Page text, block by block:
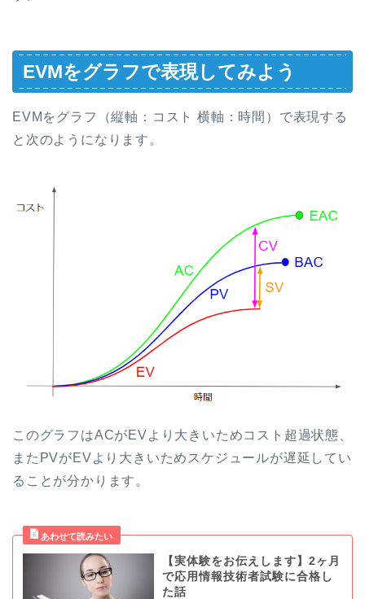
EVMをグラフで表現してみよう
EVMをグラフ（縦軸：コスト 横軸：時間）で表現する
と次のようになります。
このグラフはACがEVより大きいためコスト超過状態、
またPVがEVより大きいためスケジュールが遅延してい
ることが分かります。
【実体験をお伝えします】2ヶ月
で応用情報技術者試験に合格し
た話